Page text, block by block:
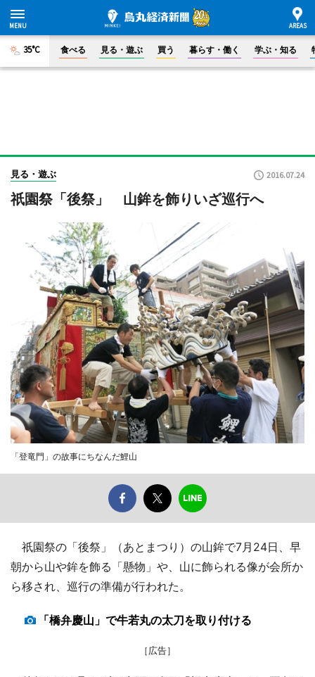
35°C 食べる 見る・遊ぶ 買う 暮らす・働く 学ぶ・知る
見る・遊ぶ 2016.07.24
祇園祭「後祭」 山鉾を飾りいざ巡行へ
「登竜門」の故事にちなんだ鯉山
祇園祭の「後祭」（あとまつり）の山鉾で7月24日、早
朝から山や鉾を飾る「懸物」や、山に飾られる像が会所か
ら移され、巡行の準備が行われた。
「橋弁慶山」で牛若丸の太刀を取り付ける
［広告］